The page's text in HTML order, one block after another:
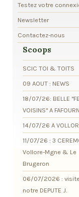
Testez votre
Newsletter
Contactez-nous
Scoops
SCIC TOI & TOITS
09 AOUT : NEWS
18/07/26: BELLE
VOISINS" A
14/07/26 A
11/07/26 : 3
Vollore-Mgne & Le
Brugeron
06/07/2026 :
notre DEPUTE J.